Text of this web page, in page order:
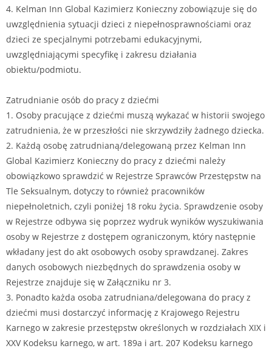
4. Kelman Inn Global Kazimierz Konieczny zobowiązuje się do
uwzględnienia sytuacji dzieci z niepełnosprawnościami oraz
dzieci ze specjalnymi potrzebami edukacyjnymi,
uwzględniającymi specyfikę i zakresu działania
obiektu/podmiotu.
Zatrudnianie osób do pracy z dziećmi
1. Osoby pracujące z dziećmi muszą wykazać w historii swojego
zatrudnienia, że w przeszłości nie skrzywdziły żadnego dziecka.
2. Każdą osobę zatrudnianą/delegowaną przez Kelman Inn
Global Kazimierz Konieczny do pracy z dziećmi należy
obowiązkowo sprawdzić w Rejestrze Sprawców Przestępstw na
Tle Seksualnym, dotyczy to również pracowników
niepełnoletnich, czyli poniżej 18 roku życia. Sprawdzenie osoby
w Rejestrze odbywa się poprzez wydruk wyników wyszukiwania
osoby w Rejestrze z dostępem ograniczonym, który następnie
wkładany jest do akt osobowych osoby sprawdzanej. Zakres
danych osobowych niezbędnych do sprawdzenia osoby w
Rejestrze znajduje się w Załączniku nr 3.
3. Ponadto każda osoba zatrudniana/delegowana do pracy z
dziećmi musi dostarczyć informację z Krajowego Rejestru
Karnego w zakresie przestępstw określonych w rozdziałach XIX i
XXV Kodeksu karnego, w art. 189a i art. 207 Kodeksu karnego